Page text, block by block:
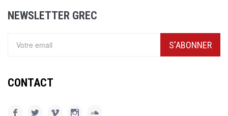
NEWSLETTER GREC
S'ABONNER
CONTACT